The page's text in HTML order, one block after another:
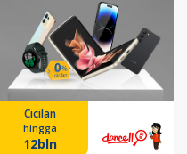
Cicilan
hingga
12bln